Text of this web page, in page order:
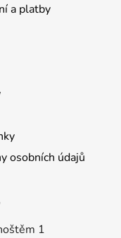
a platby
osobních údajů
1